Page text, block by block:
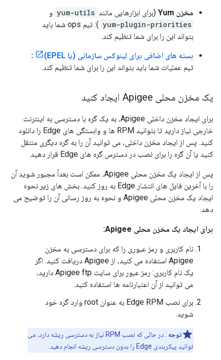
مخزن Yum
(برای ابزارهایی مانند yum-utils و
yum-plugin-priorities
): تیم ops شما باید
بتواند این را برای شما تنظیم کند.
بسته های اضافی برای لینوکس سازمانی (یا EPEL)
:
تیم عملیات شما باید بتواند این را برای شما تنظیم کند.
یک مخزن محلی Apigee ایجاد کنید
برای ایجاد مخزن داخلی Apigee، به یک گره با دسترسی به اینترنت
خارجی نیاز دارید تا بتوانید RPM ها و وابستگی های Edge را دانلود
کنید. پس از ایجاد مخزن داخلی، می توانید آن را به گره دیگری منتقل
کنید یا آن گره را برای نصب در دسترس گره های Edge قرار دهید.
پس از ایجاد یک مخزن محلی Apigee، ممکن است بعداً مجبور شوید آن
را با آخرین فایل های انتشار Edge به روز کنید. بخش های زیر نحوه
ایجاد یک مخزن محلی Apigee و نحوه به روز رسانی آن را توضیح می
دهد.
برای ایجاد یک مخزن محلی Apigee:
نام کاربری و رمز عبوری را که برای دسترسی به مخزن
Apigee استفاده می کنید، از Apigee دریافت کنید. اگر
یک نام کاربری: رمز عبور برای سایت Apigee ftp دارید،
می توانید از آن اعتبارنامه ها استفاده کنید.
برای نصب Edge RPM به عنوان root وارد گره خود
شوید.
توجه
: در حالی که نصب RPM نیاز به دسترسی ریشه دارد، می
توانید پیکربندی Edge را بدون دسترسی ریشه انجام دهید.